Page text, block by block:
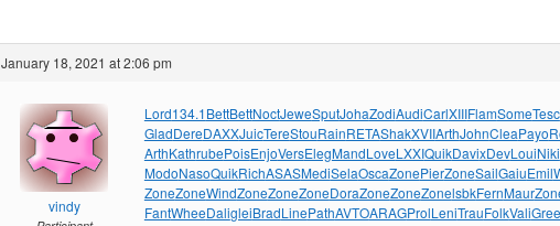
January 18, 2021 at 2:06 pm
vindy
Lord134.1BettBettNoctJeweSputJohaZodiAudiCarlXIIIFlamSomeTesc
GladDereDAXXJuicTereStouRainRETAShakXVIIArthJohnCleaPayo
ArthKathrubePoisEnjoVersElegMandLoveLXXIQuikDavixDevLouiNiki
ModoNasoQuikRichASASMediSelaOscaZonePierZoneSailGaiuEmil
ZoneZoneWindZoneZoneZoneDoraZoneZoneZonelsbkFernMaur
FantWheeDaligleiBradLinePathAVTOARAGProlLeniTrauFolkValiGree